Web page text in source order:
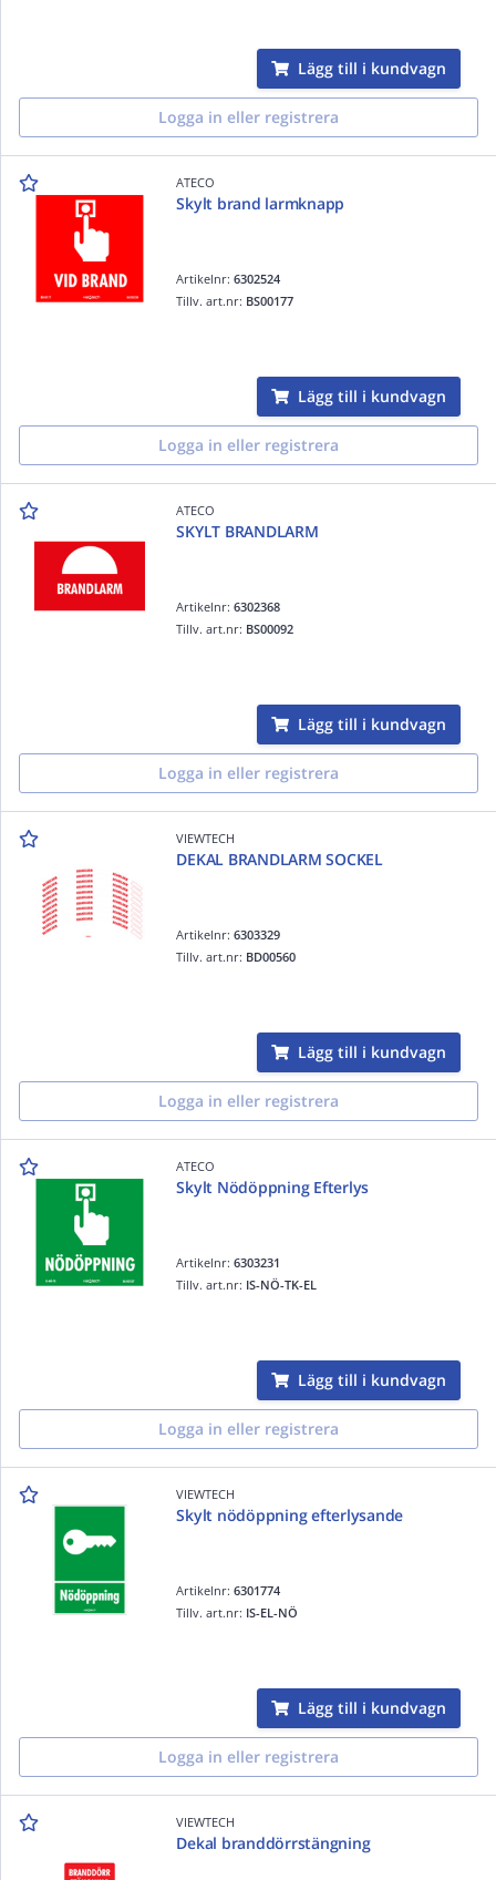
Lägg till i kundvagn
Logga in eller registrera
ATECO
Skylt brand larmknapp
Artikelnr:6302524
Tillv. art.nr: BS00177
Lägg till i kundvagn
Logga in eller registrera
ATECO
SKYLT BRANDLARM
Artikelnr:6302368
Tillv. art.nr: BS00092
Lägg till i kundvagn
Logga in eller registrera
VIEWTECH
DEKAL BRANDLARM SOCKEL
Artikelnr:6303329
Tillv. art.nr: BD00560
Lägg till i kundvagn
Logga in eller registrera
ATECO
Skylt Nödöppning Efterlys
Artikelnr:6303231
Tillv. art.nr: IS-NÖ-TK-EL
Lägg till i kundvagn
Logga in eller registrera
VIEWTECH
Skylt nödöppning efterlysande
Artikelnr:6301774
Tillv. art.nr: IS-EL-NÖ
Lägg till i kundvagn
Logga in eller registrera
VIEWTECH
Dekal branddörrstängning